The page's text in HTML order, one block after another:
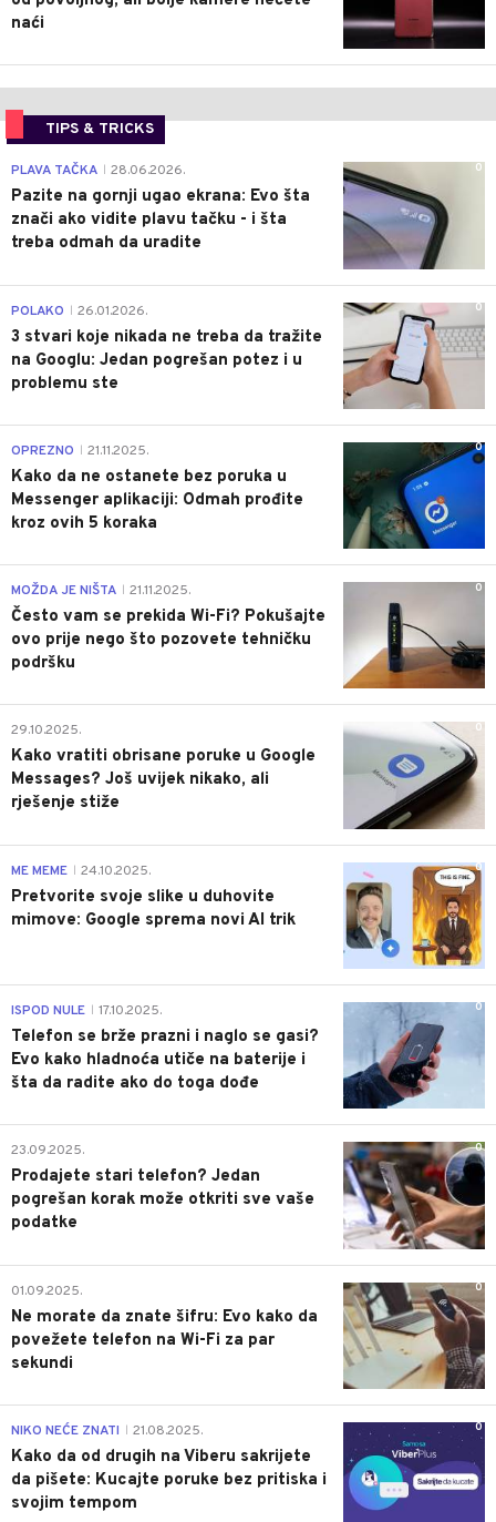
naći
TIPS & TRICKS
0
PLAVA TAČKA 28.06.2026.
Pazite na gornji ugao ekrana: Evo šta
znači ako vidite plavu tačku - i šta
treba odmah da uradite
0
POLAKO 26.01.2026.
3 stvari koje nikada ne treba da tražite
na Googlu: Jedan pogrešan potez i u
problemu ste
0
OPREZNO 21.11.2025.
Kako da ne ostanete bez poruka u
Messenger aplikaciji: Odmah prođite
kroz ovih 5 koraka
0
MOŽDA JE NIŠTA 21.11.2025.
Često vam se prekida Wi-Fi? Pokušajte
ovo prije nego što pozovete tehničku
podršku
0
29.10.2025.
Kako vratiti obrisane poruke u Google
Messages? Još uvijek nikako, ali
rješenje stiže
0
ME MEME 24.10.2025.
Pretvorite svoje slike u duhovite
mimove: Google sprema novi AI trik
0
ISPOD NULE 17.10.2025.
Telefon se brže prazni i naglo se gasi?
Evo kako hladnoća utiče na baterije i
šta da radite ako do toga dođe
0
23.09.2025.
Prodajete stari telefon? Jedan
pogrešan korak može otkriti sve vaše
podatke
0
01.09.2025.
Ne morate da znate šifru: Evo kako da
povežete telefon na Wi-Fi za par
sekundi
0
NIKO NEĆE ZNATI 21.08.2025.
Kako da od drugih na Viberu sakrijete
da pišete: Kucajte poruke bez pritiska i
svojim tempom